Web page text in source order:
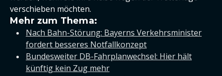
verschieben möchten.
Mehr zum Thema:
Nach Bahn-Störung: Bayerns Verkehrsminister
fordert besseres Notfallkonzept
Bundesweiter DB-Fahrplanwechsel: Hier hält
künftig kein Zug mehr